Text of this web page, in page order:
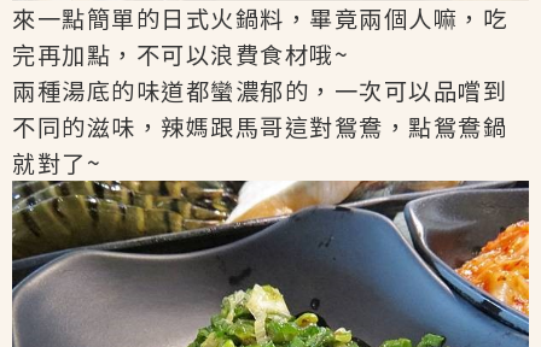
來一點簡單的日式火鍋料，畢竟兩個人嘛，吃
完再加點，不可以浪費食材哦~
兩種湯底的味道都蠻濃郁的，一次可以品嚐到
不同的滋味，辣媽跟馬哥這對鴛鴦， 點鴛鴦鍋
就對了~